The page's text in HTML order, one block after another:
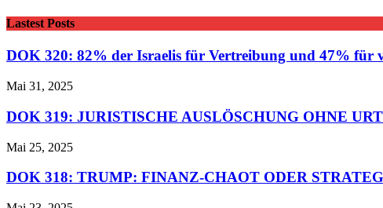
Lastest Posts
DOK 320: 82% der Israelis für Vertreibung und 47% für
Mai 31, 2025
DOK 319: JURISTISCHE AUSLÖSCHUNG OHNE
Mai 25, 2025
DOK 318: TRUMP: FINANZ-CHAOT ODER